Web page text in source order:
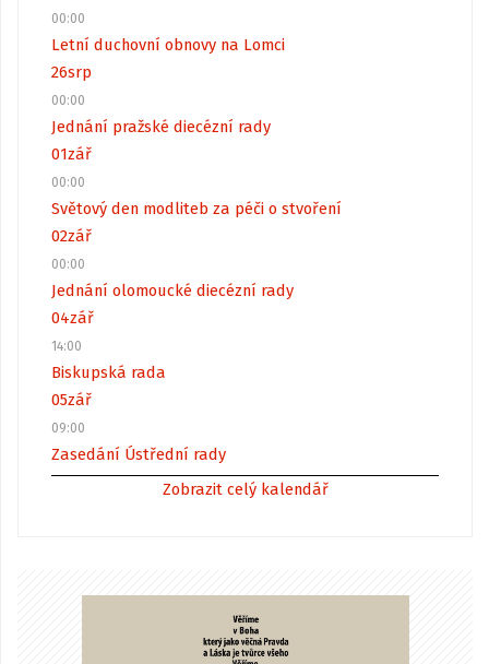
00:00
Letní duchovní obnovy na Lomci
26srp
00:00
Jednání pražské diecézní rady
01zář
00:00
Světový den modliteb za péči o stvoření
02zář
00:00
Jednání olomoucké diecézní rady
04zář
14:00
Biskupská rada
05zář
09:00
Zasedání Ústřední rady
Zobrazit celý kalendář